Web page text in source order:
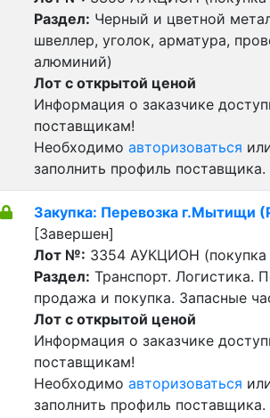
Раздел: Черный и цветной
швеллер, уголок, арматура,
алюминий)
Лот с открытой ценой
Информация о заказчике
поставщикам!
Необходимо авторизоваться
заполнить профиль поставщика.
Закупка: Перевозка г.Мытищи
[Завершен]
Лот №: 3354 АУКЦИОН (покупка
Раздел: Транспорт. Логистика.
продажа и покупка. Запасные
Лот с открытой ценой
Информация о заказчике
поставщикам!
Необходимо авторизоваться
заполнить профиль поставщика.